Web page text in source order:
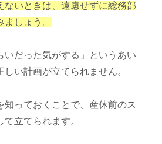
ないときは、遠慮せずに総務部
しょう。
いだった気がする」というあい
しい計画が立てられません。
知っておくことで、産休前のス
立てられます。